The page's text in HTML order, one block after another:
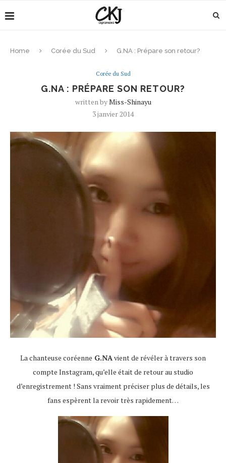
Home Corée du Sud G.NA : Prépare son retour?
Corée du Sud
G.NA : PRÉPARE SON RETOUR?
written byMiss-Shinayu
3 janvier 2014
La chanteuse coréenne G.NAvient de révéler à travers son
compte Instagram, qu’elle était de retour au studio
d’enregistrement ! Sans vraiment préciser plus de détails, les
fans espèrent la revoir très rapidement…